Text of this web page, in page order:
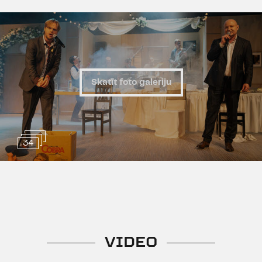
Vecuma ierobežojums 14+
Izrādē tiek lietota necenzēta
leksika
34
Skatīt foto galeriju
VIDEO